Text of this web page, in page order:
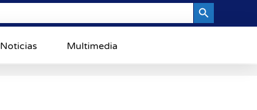
Noticias Multimedia